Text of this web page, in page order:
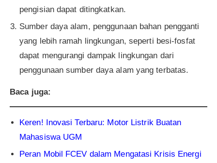
pengisian dapat ditingkatkan.
Sumber daya alam, penggunaan bahan pengganti
yang lebih ramah lingkungan, seperti besi-fosfat
dapat mengurangi dampak lingkungan dari
penggunaan sumber daya alam yang terbatas.
Baca juga:
Keren! Inovasi Terbaru: Motor Listrik Buatan
Mahasiswa UGM
Peran Mobil FCEV dalam Mengatasi Krisis Energi